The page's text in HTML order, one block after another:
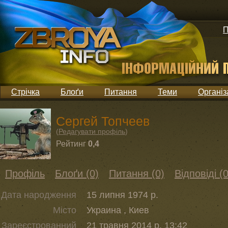
Стрічка Блоґи Питання Теми
Сергей Топчеев
(Редагувати профіль)
Рейтинг 0,4
Профіль Блоґи (0) Питання (0) Відповіді
Дата народження
15 липня 1974 р.
Місто
Украина , Киев
Зареєстрованний
21 травня 2014 р. 13:42